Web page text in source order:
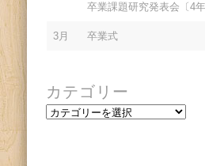
卒業課題研究発表会〔4年
3月 卒業式
カテゴリー
カ